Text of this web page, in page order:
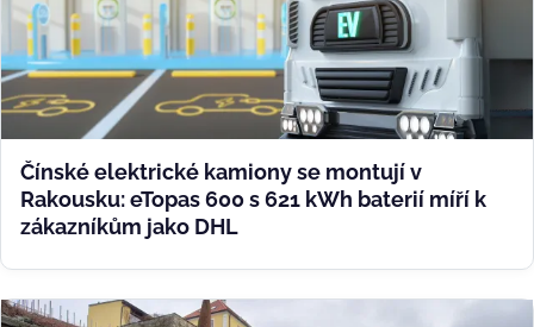
Čínské elektrické kamiony se montují v
Rakousku: eTopas 600 s 621 kWh baterií míří k
zákazníkům jako DHL